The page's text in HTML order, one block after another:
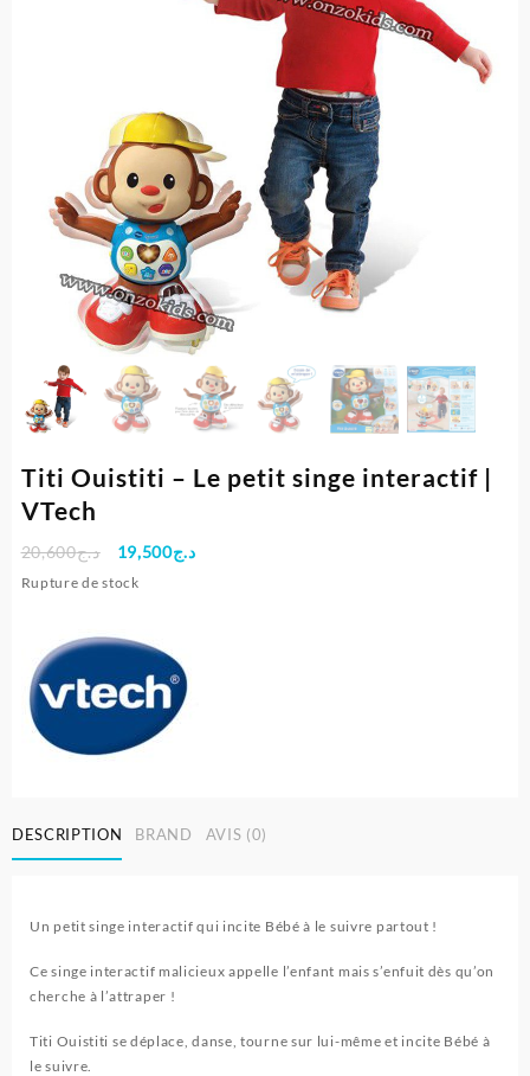
Titi Ouistiti – Le petit singe interactif |
VTech
د.ج20,600
Le
prix
د.ج19,500
Le
Rupture de stock
DESCRIPTION BRAND AVIS (0)
Un petit singe interactif qui incite Bébé à le suivre partout !
Ce singe interactif malicieux appelle l’enfant mais s’enfuit dès qu’on
cherche à l’attraper !
Titi Ouistiti se déplace, danse, tourne sur lui-même et incite Bébé à
le suivre.